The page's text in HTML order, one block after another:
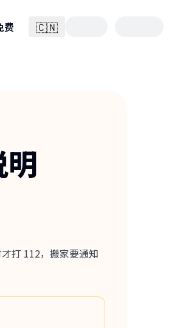
费 🇨🇳简体中文
打 112，搬家要通知